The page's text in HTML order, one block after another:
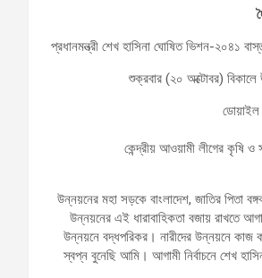
প্রধানমন্ত্রী শেখ হাসিনা ঘোষিত ভিশন-২০৪১
শুক্রবার (২০ অক্টোবর) বিকালে
ডোয়াইল
কেন্দ্রীয় আওয়ামী লীগের কৃষি
উন্নয়নের মহা সড়কে বাংলাদেশ, জাতির পিতা
উন্নয়নের এই ধারাবাহিকতা বজায় রাখতে
উন্নয়নে বদ্ধপরিকর। নারীদের উন্নয়নে কাজ
স্বপ্ন বুনেছি আমি। আগামী নির্বাচনে শেখ